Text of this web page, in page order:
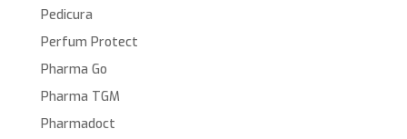
Pedicura
Perfum Protect
Pharma Go
Pharma TGM
Pharmadoct